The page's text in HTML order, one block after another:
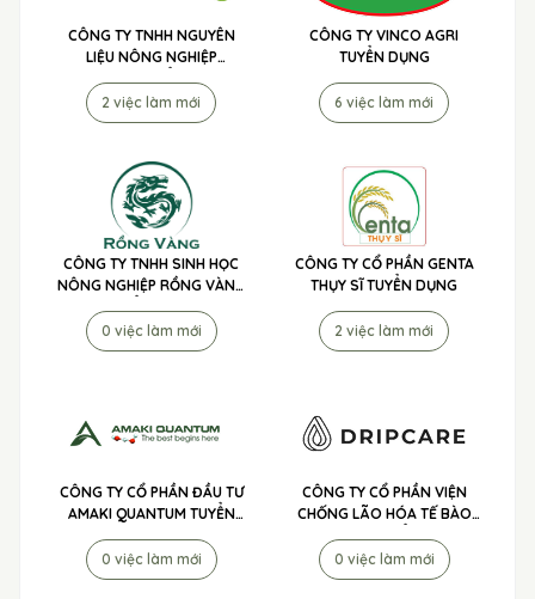
CÔNG TY TNHH NGUYÊN
LIỆU NÔNG NGHIỆP
MEKONG TUYỂN DỤNG
2 việc làm mới
CÔNG TY VINCO AGRI
TUYỂN DỤNG
6 việc làm mới
CÔNG TY TNHH SINH HỌC
NÔNG NGHIỆP RỒNG VÀNG
TUYỂN DỤNG
0 việc làm mới
CÔNG TY CỔ PHẦN GENTA
THỤY SĨ TUYỂN DỤNG
2 việc làm mới
CÔNG TY CỔ PHẦN ĐẦU TƯ
AMAKI QUANTUM TUYỂN
DỤNG
0 việc làm mới
CÔNG TY CỔ PHẦN VIỆN
CHỐNG LÃO HÓA TẾ BÀO
DRIPCARE TUYỂN DỤNG
0 việc làm mới